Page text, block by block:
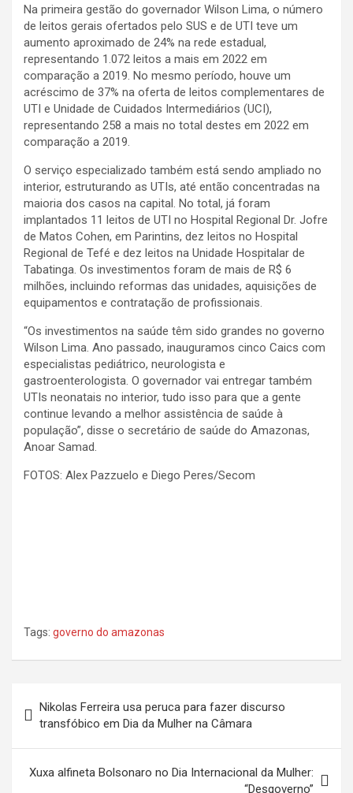
Na primeira gestão do governador Wilson Lima, o número
de leitos gerais ofertados pelo SUS e de UTI teve um
aumento aproximado de 24% na rede estadual,
representando 1.072 leitos a mais em 2022 em
comparação a 2019. No mesmo período, houve um
acréscimo de 37% na oferta de leitos complementares de
UTI e Unidade de Cuidados Intermediários (UCI),
representando 258 a mais no total destes em 2022 em
comparação a 2019.
O serviço especializado também está sendo ampliado no
interior, estruturando as UTIs, até então concentradas na
maioria dos casos na capital. No total, já foram
implantados 11 leitos de UTI no Hospital Regional Dr. Jofre
de Matos Cohen, em Parintins, dez leitos no Hospital
Regional de Tefé e dez leitos na Unidade Hospitalar de
Tabatinga. Os investimentos foram de mais de R$ 6
milhões, incluindo reformas das unidades, aquisições de
equipamentos e contratação de profissionais.
“Os investimentos na saúde têm sido grandes no governo
Wilson Lima. Ano passado, inauguramos cinco Caics com
especialistas pediátrico, neurologista e
gastroenterologista. O governador vai entregar também
UTIs neonatais no interior, tudo isso para que a gente
continue levando a melhor assistência de saúde à
população”, disse o secretário de saúde do Amazonas,
Anoar Samad.
FOTOS: Alex Pazzuelo e Diego Peres/Secom
Tags: governo do amazonas
de
Post
Nikolas Ferreira usa peruca para fazer discurso
transfóbico em Dia da Mulher na Câmara
Xuxa alfineta Bolsonaro no Dia Internacional da Mulher:
“Desgoverno”